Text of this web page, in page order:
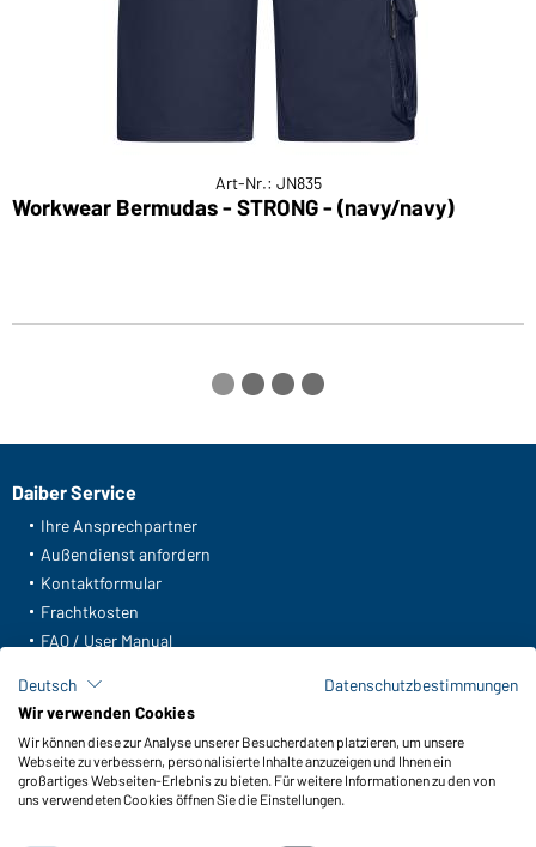
Art-Nr.: JN835
Workwear Bermudas - STRONG - (navy/navy)
Daiber Service
Ihre Ansprechpartner
Außendienst anfordern
Kontaktformular
Frachtkosten
FAQ / User Manual
Meldeportal nach Hinweisgeberschutz
Funktionen & Pflege
Produkteigenschaften
Pflegehinweise
Deutsch
Datenschutzbestimmungen
Wir verwenden Cookies
Wir können diese zur Analyse unserer Besucherdaten platzieren, um unsere
Webseite zu verbessern, personalisierte Inhalte anzuzeigen und Ihnen ein
großartiges Webseiten-Erlebnis zu bieten. Für weitere Informationen zu den von
uns verwendeten Cookies öffnen Sie die Einstellungen.